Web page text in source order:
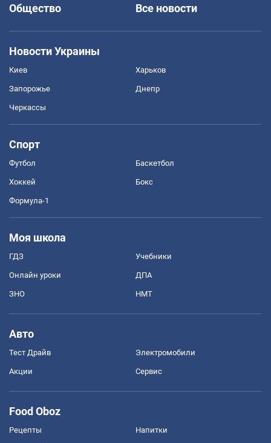
Общество
Все новости
Новости Украины
Киев Харьков
Запорожье Днепр
Черкассы
Спорт
Футбол Баскетбол
Хоккей Бокс
Формула-1
Моя школа
ГДЗ Учебники
Онлайн уроки ДПА
ЗНО НМТ
Авто
Тест Драйв Электромобили
Акции Сервис
Food Oboz
Рецепты Напитки